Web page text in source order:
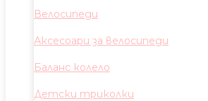
Велосипеди
Аксесоари за велосипеди
Баланс колело
Детски триколки